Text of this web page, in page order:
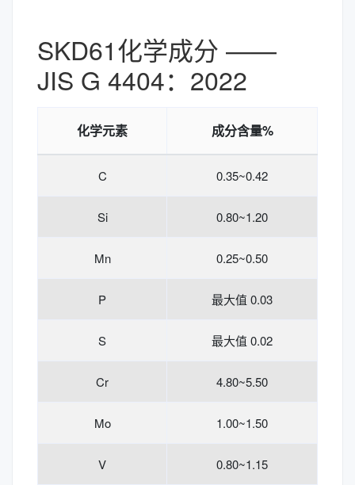
SKD61化学成分 ——
JIS G 4404：2022
化学元素 成分含量%
C 0.35~0.42
Si 0.80~1.20
Mn 0.25~0.50
P 最大值 0.03
S 最大值 0.02
Cr 4.80~5.50
Mo 1.00~1.50
V 0.80~1.15